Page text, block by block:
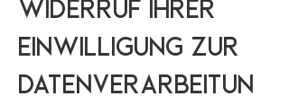
Widerruf Ihrer
Einwilligung zur
Datenverarbeitun